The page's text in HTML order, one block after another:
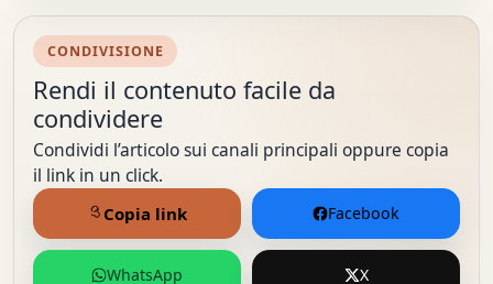
CONDIVISIONE
Rendi il contenuto facile da
condividere
Condividi l’articolo sui canali principali oppure copia
il link in un click.
Facebook
WhatsApp X
Copia link